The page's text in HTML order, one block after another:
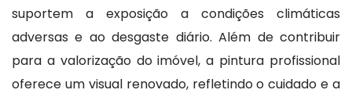
suportem a exposição a condições climáticas
adversas e ao desgaste diário. Além de contribuir
para a valorização do imóvel, a pintura profissional
oferece um visual renovado, refletindo o cuidado e a